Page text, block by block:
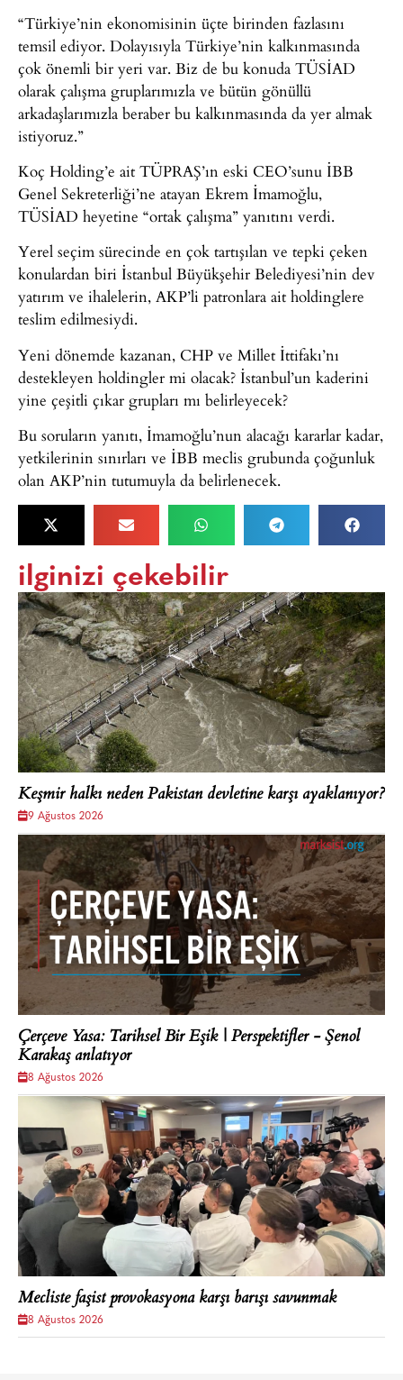
“Türkiye’nin ekonomisinin üçte birinden fazlasını
temsil ediyor. Dolayısıyla Türkiye’nin kalkınmasında
çok önemli bir yeri var. Biz de bu konuda TÜSİAD
olarak çalışma gruplarımızla ve bütün gönüllü
arkadaşlarımızla beraber bu kalkınmasında da yer almak
istiyoruz.”
Koç Holding’e ait TÜPRAŞ’ın eski CEO’sunu İBB
Genel Sekreterliği’ne atayan Ekrem İmamoğlu,
TÜSİAD heyetine “ortak çalışma” yanıtını verdi.
Yerel seçim sürecinde en çok tartışılan ve tepki çeken
konulardan biri İstanbul Büyükşehir Belediyesi’nin dev
yatırım ve ihalelerin, AKP’li patronlara ait holdinglere
teslim edilmesiydi.
Yeni dönemde kazanan, CHP ve Millet İttifakı’nı
destekleyen holdingler mi olacak? İstanbul’un kaderini
yine çeşitli çıkar grupları mı belirleyecek?
Bu soruların yanıtı, İmamoğlu’nun alacağı kararlar kadar,
yetkilerinin sınırları ve İBB meclis grubunda çoğunluk
olan AKP’nin tutumuyla da belirlenecek.
ilginizi çekebilir
Keşmir halkı neden Pakistan devletine karşı ayaklanıyor?
9 Ağustos 2026
Çerçeve Yasa: Tarihsel Bir Eşik | Perspektifler - Şenol
Karakaş anlatıyor
8 Ağustos 2026
Mecliste faşist provokasyona karşı barışı savunmak
8 Ağustos 2026